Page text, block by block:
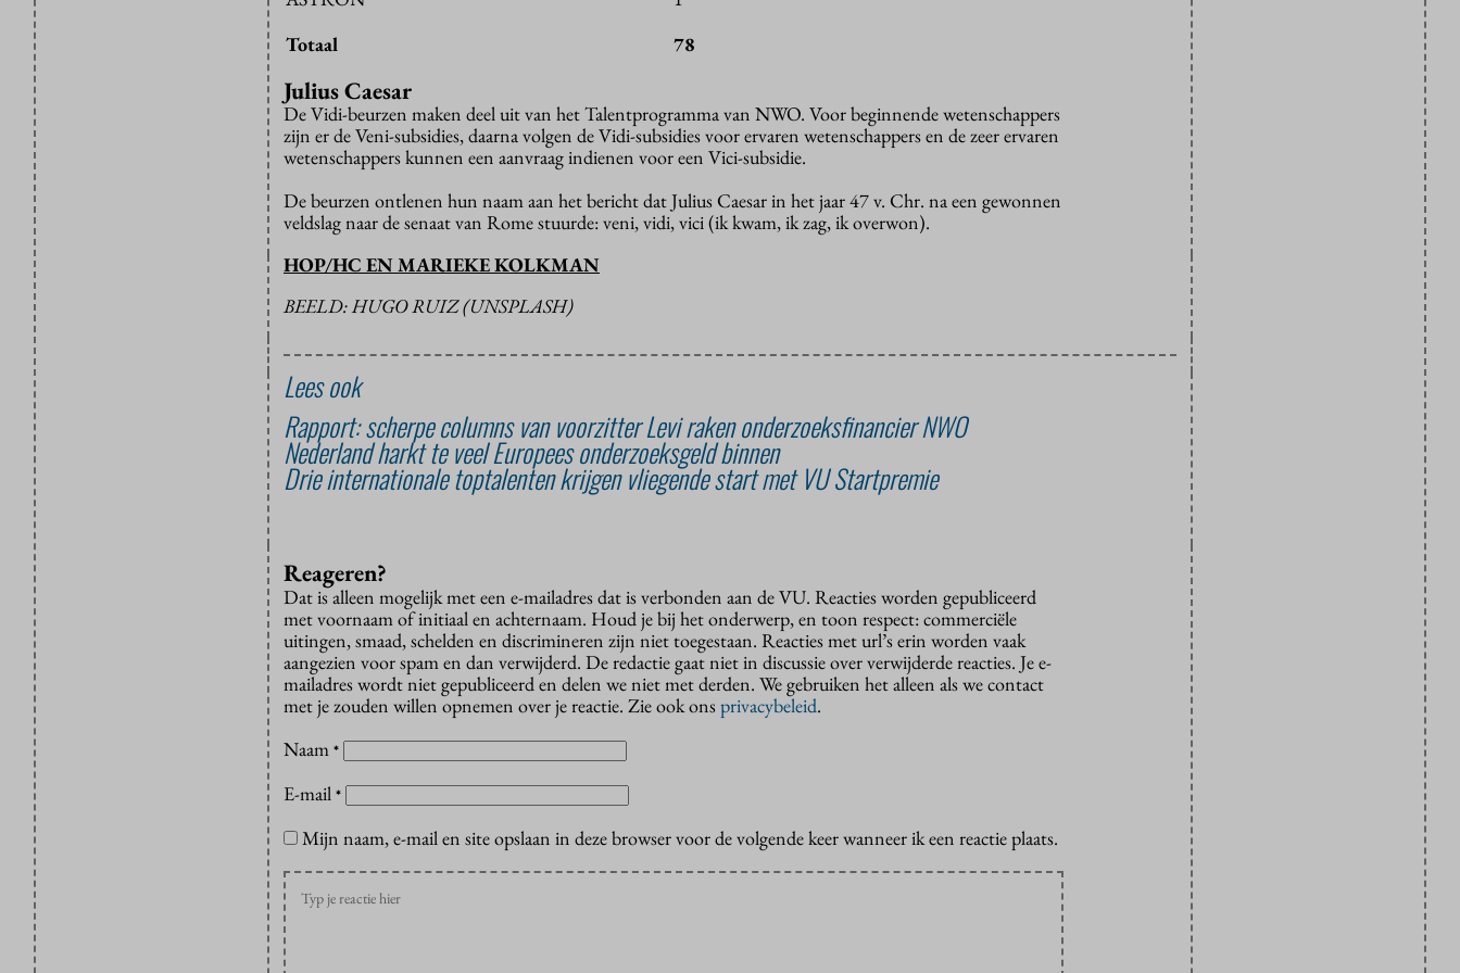
Totaal
78
Julius Caesar
De Vidi-beurzen maken deel uit van het Talentprogramma van NWO. Voor beginnende wetenschappers
zijn er de Veni-subsidies, daarna volgen de Vidi-subsidies voor ervaren wetenschappers en de zeer ervaren
wetenschappers kunnen een aanvraag indienen voor een Vici-subsidie.
De beurzen ontlenen hun naam aan het bericht dat Julius Caesar in het jaar 47 v. Chr. na een gewonnen
veldslag naar de senaat van Rome stuurde: veni, vidi, vici (ik kwam, ik zag, ik overwon).
HOP/HC EN MARIEKE KOLKMAN
BEELD: HUGO RUIZ (UNSPLASH)
Lees ook
Rapport: scherpe columns van voorzitter Levi raken onderzoeksfinancier NWO
Nederland harkt te veel Europees onderzoeksgeld binnen
Drie internationale toptalenten krijgen vliegende start met VU Startpremie
Reageren?
Dat is alleen mogelijk met een e-mailadres dat is verbonden aan de VU. Reacties worden gepubliceerd
met voornaam of initiaal en achternaam. Houd je bij het onderwerp, en toon respect: commerciële
uitingen, smaad, schelden en discrimineren zijn niet toegestaan. Reacties met url’s erin worden vaak
aangezien voor spam en dan verwijderd. De redactie gaat niet in discussie over verwijderde reacties. Je e-
mailadres wordt niet gepubliceerd en delen we niet met derden. We gebruiken het alleen als we contact
met je zouden willen opnemen over je reactie. Zie ook onsprivacybeleid.
Naam *
E-mail *
Mijn naam, e-mail en site opslaan in deze browser voor de volgende keer wanneer ik een reactie plaats.